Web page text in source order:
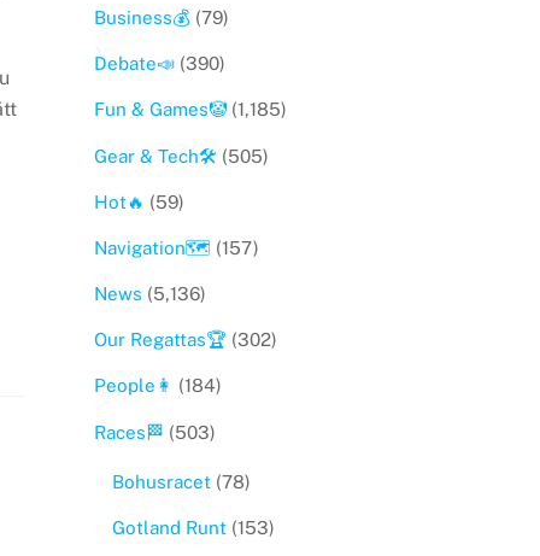
Business💰 (79)
Debate📣(390)
Fun & Games🤡(1,185)
Gear & Tech🛠 (505)
Hot🔥 (59)
Navigation🗺 (157)
News (5,136)
Our Regattas🏆 (302)
People👩 (184)
Races🏁 (503)
Bohusracet(78)
Gotland Runt(153)